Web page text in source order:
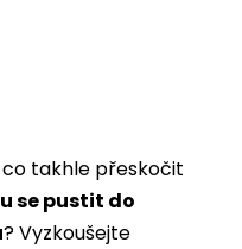
takhle přeskočit
se pustit do
? Vyzkoušejte